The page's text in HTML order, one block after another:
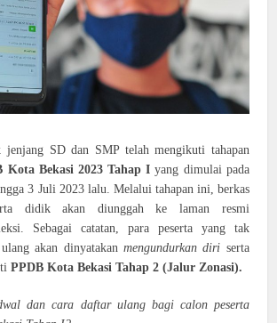
jenjang SD dan SMP telah mengikuti tahapan
Kota Bekasi 2023 Tahap I yang dimulai pada
3 Juli 2023 lalu. Melalui tahapan ini, berkas
didik akan diunggah ke laman resmi
Sebagai catatan, para peserta yang tak
akan dinyatakanmengundurkan diri serta
PPDB Kota Bekasi Tahap 2 (Jalur Zonasi).
dan cara daftar ulang bagi calon peserta